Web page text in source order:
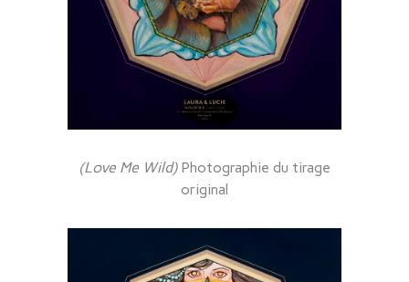
(Love Me Wild) Photographie du tirage
original